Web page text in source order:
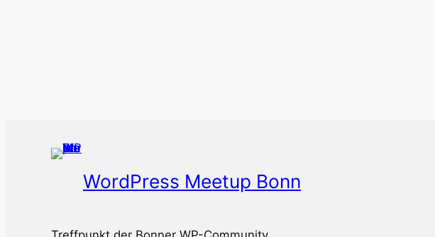
WordPress Meetup Bonn